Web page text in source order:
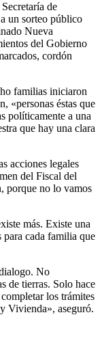
de
un sorteo público
Nueva
del Gobierno
cordón
familias iniciaron
«personas éstas que
políticamente a una
que hay una clara
acciones legales
del Fiscal del
porque no lo vamos
más. Existe una
para cada familia que
No
de tierras. Solo hace
los trámites
Vivienda», aseguró.